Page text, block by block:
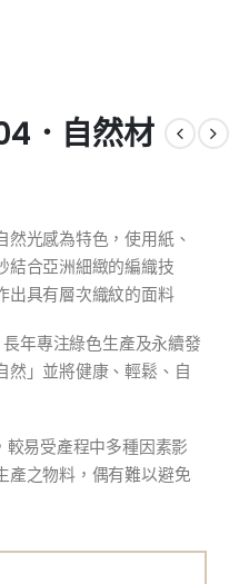
．自然材
然光感為特色，使用紙、
結合亞洲細緻的編織技
出具有層次織紋的面料
年專注綠色生產及永續發
然」並將健康、輕鬆、自
易受產程中多種因素影
產之物料，偶有難以避免